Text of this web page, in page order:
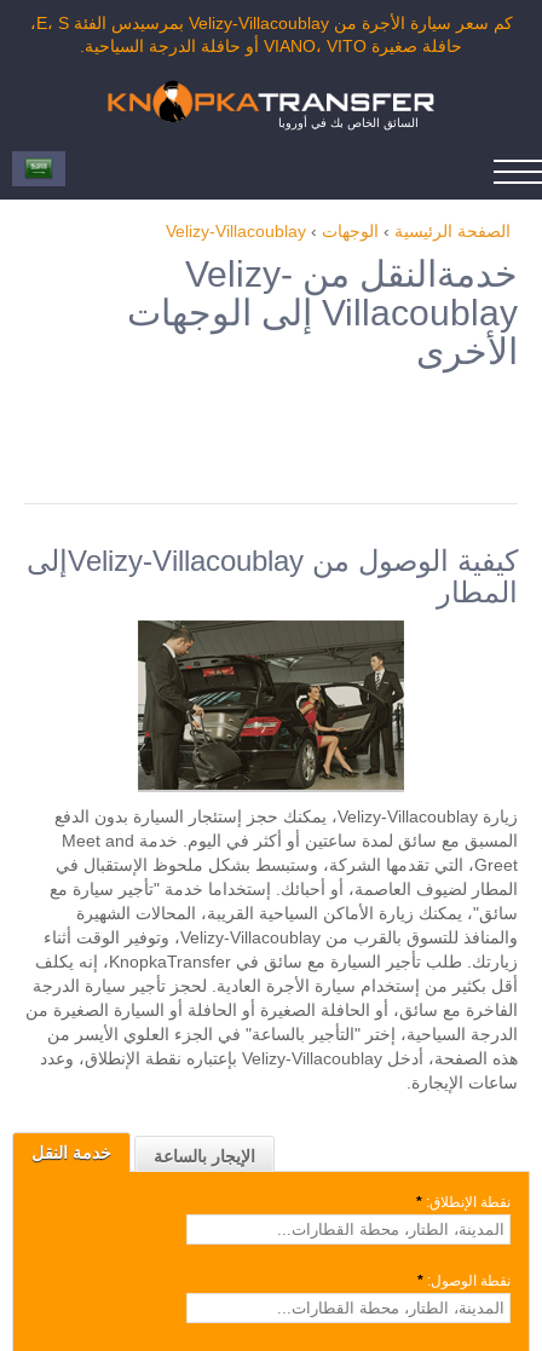
كم سعر سيارة الأجرة من Velizy-Villacoublay بمرسيدس الفئة E، S،
حافلة صغيرة VIANO، VITO أو حافلة الدرجة السياحية.
السائق الخاص بك في أوروبا
الصفحة الرئيسية › الوجهات ›
Velizy-Villacoublay
خدمة النقل الإيجار بالساعة
نقطة الإنطلاق: *
نقطة الوصول: *
خدمةالنقل من Velizy-
Villacoublay إلى الوجهات
الأخرى
كيفية الوصول من Velizy-Villacoublayإلى
المطار
زيارة Velizy-Villacoublay، يمكنك حجز إستئجار السيارة بدون الدفع
المسبق مع سائق لمدة ساعتين أو أكثر في اليوم. خدمة Meet and
Greet، التي تقدمها الشركة، وستبسط بشكل ملحوظ الإستقبال في
المطار لضيوف العاصمة، أو أحبائك. إستخداما خدمة "تأجير سيارة مع
سائق"، يمكنك زيارة الأماكن السياحية القريبة، المحالات الشهيرة
والمنافذ للتسوق بالقرب من Velizy-Villacoublay، وتوفير الوقت أثناء
زيارتك. طلب تأجير السيارة مع سائق في KnopkaTransfer، إنه يكلف
أقل بكثير من إستخدام سيارة الأجرة العادية. لحجز تأجير سيارة الدرجة
الفاخرة مع سائق، أو الحافلة الصغيرة أو الحافلة أو السيارة الصغيرة من
الدرجة السياحية، إختر "التأجير بالساعة" في الجزء العلوي الأيسر من
هذه الصفحة، أدخل Velizy-Villacoublay بإعتباره نقطة الإنطلاق، وعدد
ساعات الإيجارة.